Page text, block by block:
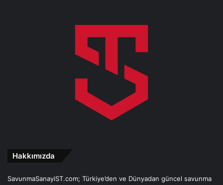
Hakkımızda
SavunmaSanayiST.com; Türkiye’den ve Dünyadan güncel savunma